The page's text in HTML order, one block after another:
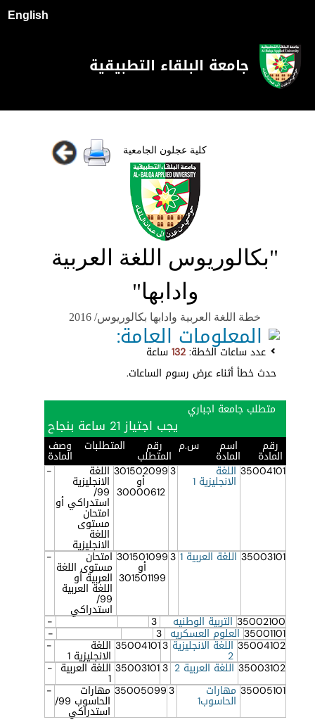
English
جامعة البلقاء التطبيقية
كلية عجلون الجامعية
"بكالوريوس اللغة العربية
وادابها"
خطة اللغة العربية وادابها بكالوريوس/ 2016
المعلومات العامة:
عدد ساعات الخطة:132ساعة
حدث خطأ أثناء عرض رسوم الساعات.
متطلب جامعة اجباري
يجب اجتياز 21 ساعة بنجاح
رقم
المادة
اسم
المادة
س.م رقم
المتطلب
المتطلبات وصف
المادة
35004101 اللغة
الانجليزية 1
3
301502099
أو
30000612
اللغة
الانجليزية
99/
استدراكي أو
امتحان
مستوى
اللغة
الانجليزية
-
35003101 اللغة العربية 1 3
301501099
أو
301501199
امتحان
مستوى اللغة
العربية أو
اللغة العربية
99/
استدراكي
-
35002100 التربية الوطنيه 3
-
35001101 العلوم العسكريه 3
-
35004102 اللغة الانجليزية
2
3
35004101 اللغة
الانجليزية 1
-
35003102 اللغة العربية 2 3
35003101 اللغة العربية
1
-
35005101 مهارات
الحاسوب1
3
35005099 مهارات
الحاسوب 99/
استدراكي
-